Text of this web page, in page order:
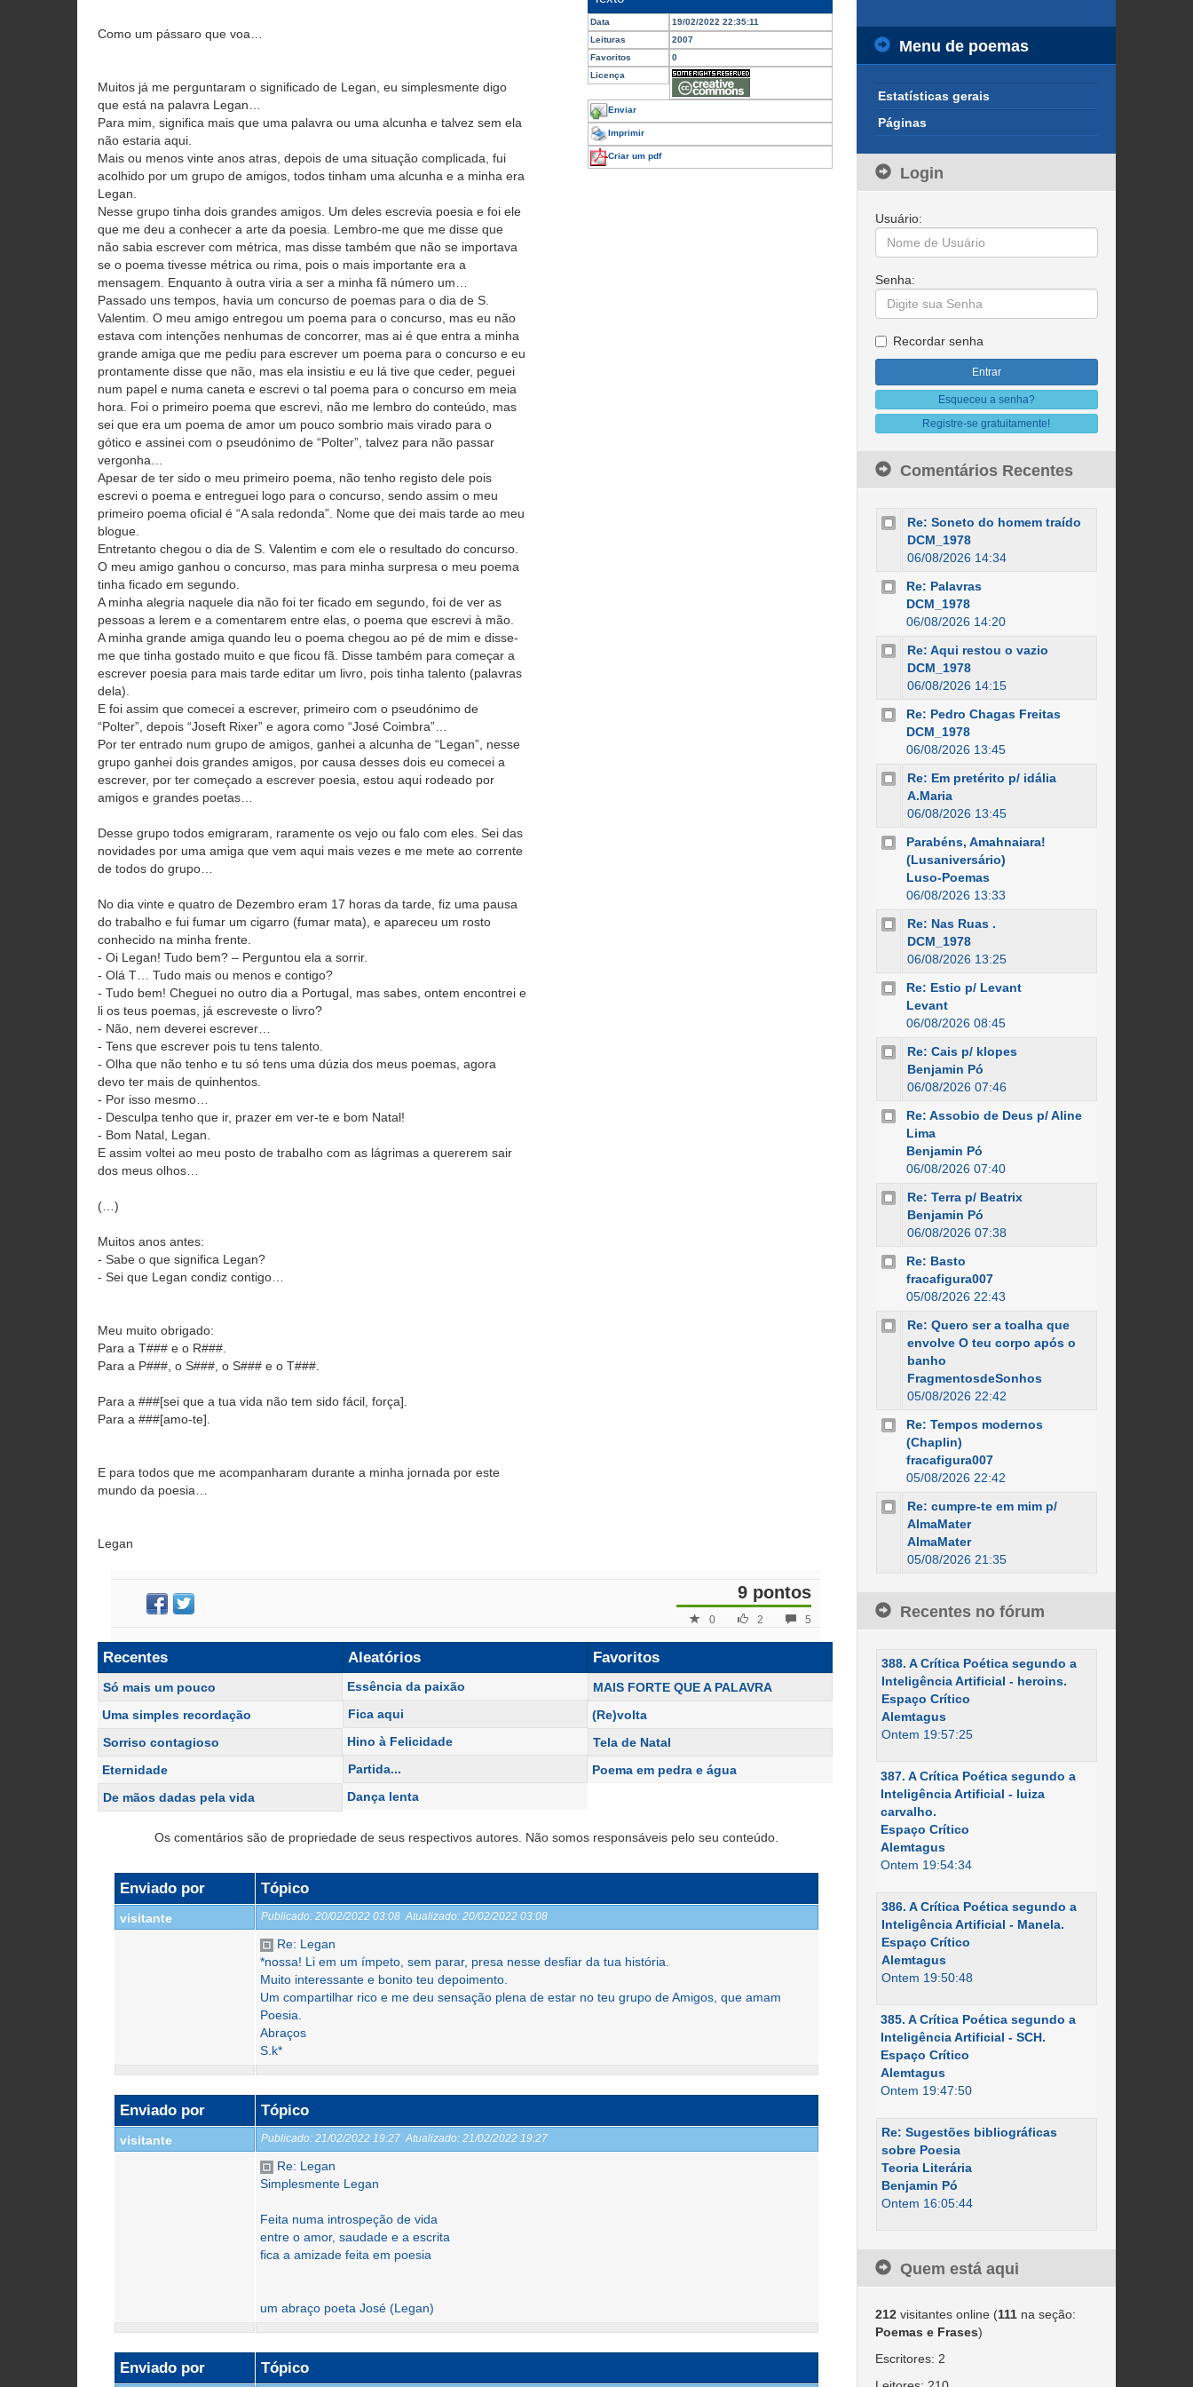
Como um pássaro que voa…
Muitos já me perguntaram o significado de Legan, eu simplesmente digo
que está na palavra Legan…
Para mim, significa mais que uma palavra ou uma alcunha e talvez sem ela
não estaria aqui.
Mais ou menos vinte anos atras, depois de uma situação complicada, fui
acolhido por um grupo de amigos, todos tinham uma alcunha e a minha era
Legan.
Nesse grupo tinha dois grandes amigos. Um deles escrevia poesia e foi ele
que me deu a conhecer a arte da poesia. Lembro-me que me disse que
não sabia escrever com métrica, mas disse também que não se importava
se o poema tivesse métrica ou rima, pois o mais importante era a
mensagem. Enquanto à outra viria a ser a minha fã número um…
Passado uns tempos, havia um concurso de poemas para o dia de S.
Valentim. O meu amigo entregou um poema para o concurso, mas eu não
estava com intenções nenhumas de concorrer, mas ai é que entra a minha
grande amiga que me pediu para escrever um poema para o concurso e eu
prontamente disse que não, mas ela insistiu e eu lá tive que ceder, peguei
num papel e numa caneta e escrevi o tal poema para o concurso em meia
hora. Foi o primeiro poema que escrevi, não me lembro do conteúdo, mas
sei que era um poema de amor um pouco sombrio mais virado para o
gótico e assinei com o pseudónimo de “Polter”, talvez para não passar
vergonha…
Apesar de ter sido o meu primeiro poema, não tenho registo dele pois
escrevi o poema e entreguei logo para o concurso, sendo assim o meu
primeiro poema oficial é “A sala redonda”. Nome que dei mais tarde ao meu
blogue.
Entretanto chegou o dia de S. Valentim e com ele o resultado do concurso.
O meu amigo ganhou o concurso, mas para minha surpresa o meu poema
tinha ficado em segundo.
A minha alegria naquele dia não foi ter ficado em segundo, foi de ver as
pessoas a lerem e a comentarem entre elas, o poema que escrevi à mão.
A minha grande amiga quando leu o poema chegou ao pé de mim e disse-
me que tinha gostado muito e que ficou fã. Disse também para começar a
escrever poesia para mais tarde editar um livro, pois tinha talento (palavras
dela).
E foi assim que comecei a escrever, primeiro com o pseudónimo de
“Polter”, depois “Joseft Rixer” e agora como “José Coimbra”…
Por ter entrado num grupo de amigos, ganhei a alcunha de “Legan”, nesse
grupo ganhei dois grandes amigos, por causa desses dois eu comecei a
escrever, por ter começado a escrever poesia, estou aqui rodeado por
amigos e grandes poetas…
Desse grupo todos emigraram, raramente os vejo ou falo com eles. Sei das
novidades por uma amiga que vem aqui mais vezes e me mete ao corrente
de todos do grupo…
No dia vinte e quatro de Dezembro eram 17 horas da tarde, fiz uma pausa
do trabalho e fui fumar um cigarro (fumar mata), e apareceu um rosto
conhecido na minha frente.
- Oi Legan! Tudo bem? – Perguntou ela a sorrir.
- Olá T… Tudo mais ou menos e contigo?
- Tudo bem! Cheguei no outro dia a Portugal, mas sabes, ontem encontrei e
li os teus poemas, já escreveste o livro?
- Não, nem deverei escrever…
- Tens que escrever pois tu tens talento.
- Olha que não tenho e tu só tens uma dúzia dos meus poemas, agora
devo ter mais de quinhentos.
- Por isso mesmo…
- Desculpa tenho que ir, prazer em ver-te e bom Natal!
- Bom Natal, Legan.
E assim voltei ao meu posto de trabalho com as lágrimas a quererem sair
dos meus olhos…
(…)
Muitos anos antes:
- Sabe o que significa Legan?
- Sei que Legan condiz contigo…
Meu muito obrigado:
Para a T### e o R###.
Para a P###, o S###, o S### e o T###.
Para a ###[sei que a tua vida não tem sido fácil, força].
Para a ###[amo-te].
E para todos que me acompanharam durante a minha jornada por este
mundo da poesia…
Legan
Data
19/02/2022 22:35:11
Leituras
2007
Favoritos
0
Licença
Enviar
Imprimir
Criar um pdf
9 pontos
5
2
0
Recentes
Só mais um pouco
Uma simples recordação
Sorriso contagioso
Eternidade
De mãos dadas pela vida
Aleatórios
Essência da paixão
Fica aqui
Hino à Felicidade
Partida...
Dança lenta
Favoritos
MAIS FORTE QUE A PALAVRA
(Re)volta
Tela de Natal
Poema em pedra e água
Os comentários são de propriedade de seus respectivos autores. Não somos responsáveis pelo seu conteúdo.
Enviado por Tópico
visitante Publicado: 20/02/2022 03:08 Atualizado: 20/02/2022 03:08
Re: Legan
*nossa! Li em um ímpeto, sem parar, presa nesse desfiar da tua história.
Muito interessante e bonito teu depoimento.
Um compartilhar rico e me deu sensação plena de estar no teu grupo de Amigos, que amam
Poesia.
Abraços
S.k*
Enviado por Tópico
visitante Publicado: 21/02/2022 19:27 Atualizado: 21/02/2022 19:27
Re: Legan
Simplesmente Legan
Feita numa introspeção de vida
entre o amor, saudade e a escrita
fica a amizade feita em poesia
um abraço poeta José (Legan)
Enviado por Tópico
Menu de poemas
Estatísticas gerais
Páginas
Login
Usuário:
Senha:
Recordar senha
Esqueceu a senha?
Registre-se gratuitamente!
Comentários Recentes
Re: Soneto do homem traído
DCM_1978
06/08/2026 14:34
Re: Palavras
DCM_1978
06/08/2026 14:20
Re: Aqui restou o vazio
DCM_1978
06/08/2026 14:15
Re: Pedro Chagas Freitas
DCM_1978
06/08/2026 13:45
Re: Em pretérito p/ idália
A.Maria
06/08/2026 13:45
Parabéns, Amahnaiara!
(Lusaniversário)
Luso-Poemas
06/08/2026 13:33
Re: Nas Ruas .
DCM_1978
06/08/2026 13:25
Re: Estio p/ Levant
Levant
06/08/2026 08:45
Re: Cais p/ klopes
Benjamin Pó
06/08/2026 07:46
Re: Assobio de Deus p/ Aline
Lima
Benjamin Pó
06/08/2026 07:40
Re: Terra p/ Beatrix
Benjamin Pó
06/08/2026 07:38
Re: Basto
fracafigura007
05/08/2026 22:43
Re: Quero ser a toalha que
envolve O teu corpo após o
banho
FragmentosdeSonhos
05/08/2026 22:42
Re: Tempos modernos
(Chaplin)
fracafigura007
05/08/2026 22:42
Re: cumpre-te em mim p/
AlmaMater
AlmaMater
05/08/2026 21:35
Recentes no fórum
388. A Crítica Poética segundo a
Inteligência Artificial - heroins.
Espaço Crítico
Alemtagus
Ontem 19:57:25
387. A Crítica Poética segundo a
Inteligência Artificial - luiza
carvalho.
Espaço Crítico
Alemtagus
Ontem 19:54:34
386. A Crítica Poética segundo a
Inteligência Artificial - Manela.
Espaço Crítico
Alemtagus
Ontem 19:50:48
385. A Crítica Poética segundo a
Inteligência Artificial - SCH.
Espaço Crítico
Alemtagus
Ontem 19:47:50
Re: Sugestões bibliográficas
sobre Poesia
Teoria Literária
Benjamin Pó
Ontem 16:05:44
Quem está aqui
212visitantes online (111na seção:
Poemas e Frases)
Escritores: 2